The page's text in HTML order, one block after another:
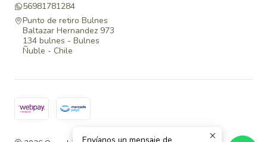
56981781284
Punto de retiro Bulnes
Baltazar Hernandez 973
134 bulnes - Bulnes
Ñuble - Chile